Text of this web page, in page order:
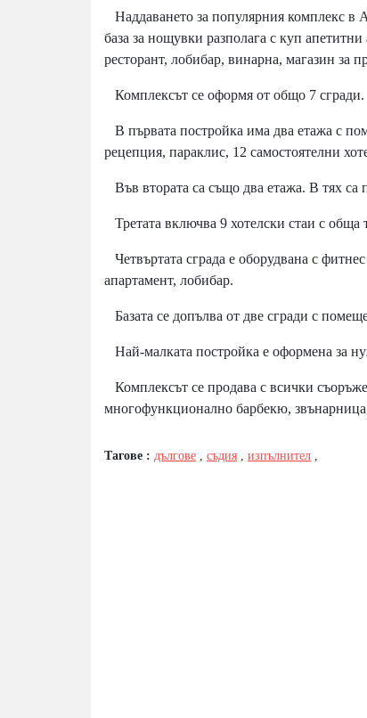
Наддаването за популярния комплекс в
база за нощувки разполага с куп
ресторант, лобибар, винарна, магазин за
Комплексът се оформя от общо 7 сгради.
В първата постройка има два етажа с
рецепция, параклис, 12 самостоятелни
Във втората са също два етажа. В тях са
Третата включва 9 хотелски стаи с обща
Четвъртата сграда е оборудвана с
апартамент, лобибар.
Базата се допълва от две сгради с
Най-малката постройка е оформена за
Комплексът се продава с всички
многофункционално барбекю,
Тагове : дългове , съдия , изпълнител ,